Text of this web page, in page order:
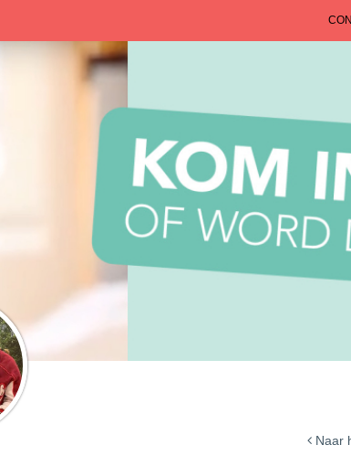
Naar